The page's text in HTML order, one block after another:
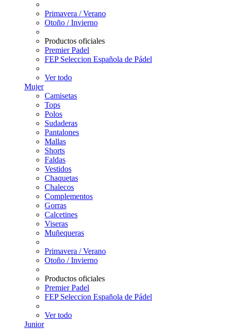
Primavera / Verano
Otoño / Invierno
Productos oficiales
Premier Padel
FEP Seleccion Española de Pádel
Ver todo
Mujer
Camisetas
Tops
Polos
Sudaderas
Pantalones
Mallas
Shorts
Faldas
Vestidos
Chaquetas
Chalecos
Complementos
Gorras
Calcetines
Viseras
Muñequeras
Primavera / Verano
Otoño / Invierno
Productos oficiales
Premier Padel
FEP Seleccion Española de Pádel
Ver todo
Junior